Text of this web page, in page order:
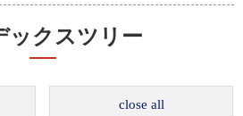
ックスツリー
close all